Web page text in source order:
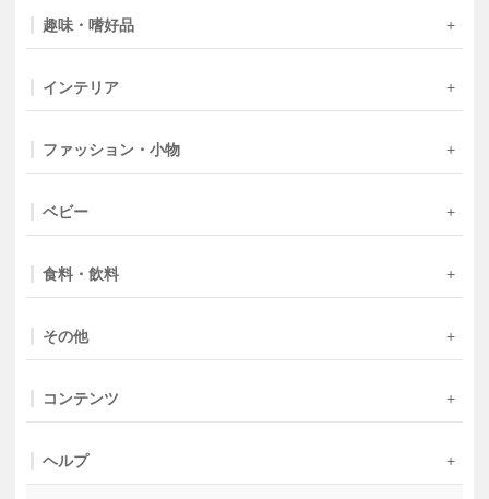
趣味・嗜好品
インテリア
ファッション・小物
ベビー
食料・飲料
その他
コンテンツ
ヘルプ